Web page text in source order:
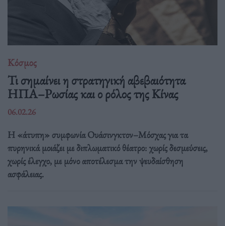
Κόσμος
Τι σημαίνει η στρατηγική αβεβαιότητα
ΗΠΑ–Ρωσίας και ο ρόλος της Κίνας
06.02.26
Η «άτυπη» συμφωνία Ουάσινγκτον–Μόσχας για τα
πυρηνικά μοιάζει με διπλωματικό θέατρο: χωρίς δεσμεύσεις,
χωρίς έλεγχο, με μόνο αποτέλεσμα την ψευδαίσθηση
ασφάλειας.